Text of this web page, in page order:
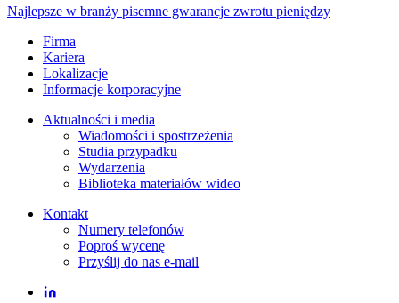
Najlepsze w branży pisemne gwarancje zwrotu pieniędzy
Firma
Kariera
Lokalizacje
Informacje korporacyjne
Aktualności i media
Wiadomości i spostrzeżenia
Studia przypadku
Wydarzenia
Biblioteka materiałów wideo
Kontakt
Numery telefonów
Poproś wycenę
Przyślij do nas e-mail